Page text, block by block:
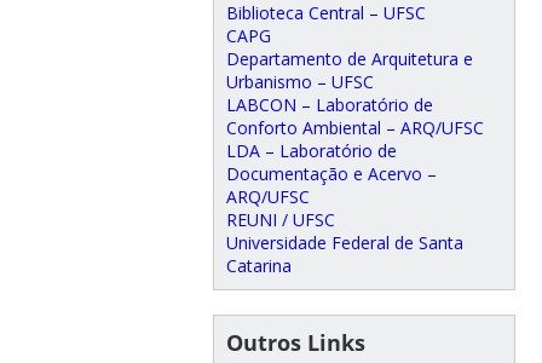
Biblioteca Central – UFSC
CAPG
Departamento de Arquitetura e
Urbanismo – UFSC
LABCON – Laboratório de
Conforto Ambiental – ARQ/UFSC
LDA – Laboratório de
Documentação e Acervo –
ARQ/UFSC
REUNI / UFSC
Universidade Federal de Santa
Catarina
Outros Links